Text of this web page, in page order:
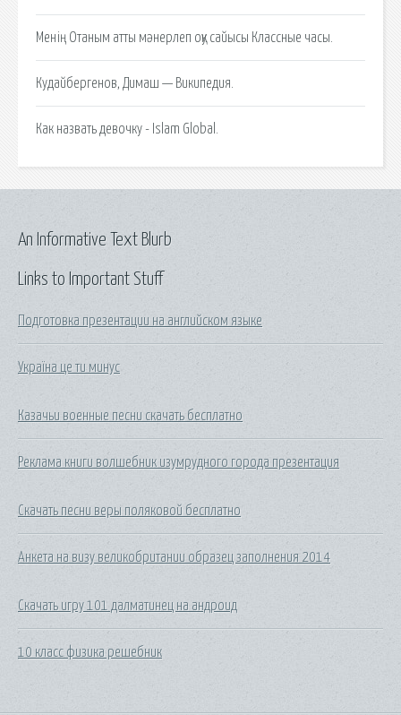
Менің Отаным атты мәнерлеп оқу сайысы Классные часы.
Кудайбергенов, Димаш — Википедия.
Как назвать девочку - Islam Global.
Links to Important Stuff
Подготовка презентации на английском языке
Україна це ти минус
Казачьи военные песни скачать бесплатно
Реклама книги волшебник изумрудного города презентация
Скачать песни веры поляковой бесплатно
Анкета на визу великобритании образец заполнения 2014
Скачать игру 101 далматинец на андроид
10 класс физика решебник
An Informative Text Blurb